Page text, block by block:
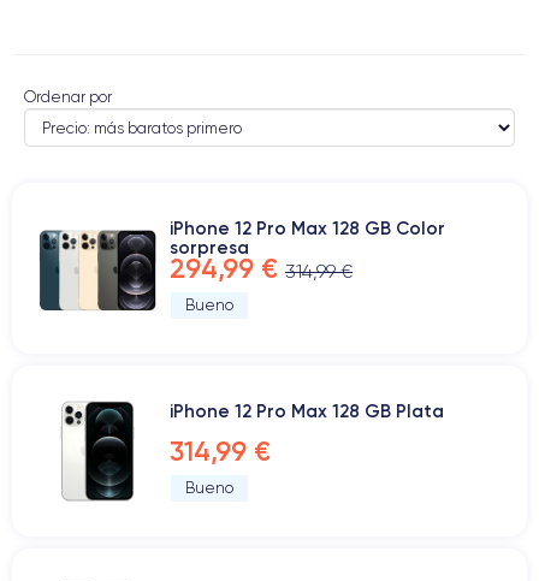
Ordenar por
iPhone 12 Pro Max 128 GB Color
sorpresa
294,99 € 314,99 €
Bueno
iPhone 12 Pro Max 128 GB Plata
314,99 €
Bueno